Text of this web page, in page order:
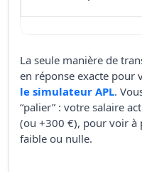
La seule manière de
en réponse exacte pour
le simulateur APL.
“palier” : votre salaire
(ou +300 €), pour voir à
faible ou nulle.